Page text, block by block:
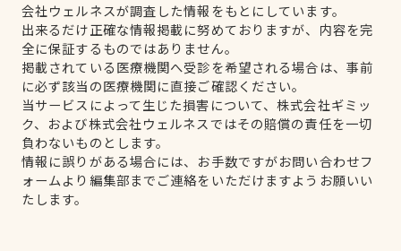
会社ウェルネスが調査した情報をもとにしています。
出来るだけ正確な情報掲載に努めておりますが、内容を完
全に保証するものではありません。
掲載されている医療機関へ受診を希望される場合は、事前
に必ず該当の医療機関に直接ご確認ください。
当サービスによって生じた損害について、株式会社ギミッ
ク、および株式会社ウェルネスではその賠償の責任を一切
負わないものとします。
情報に誤りがある場合には、お手数ですがお問い合わせフ
ォームより編集部までご連絡をいただけますようお願いい
たします。